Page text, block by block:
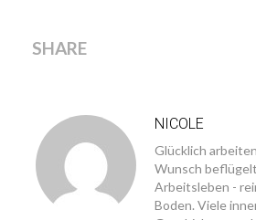
SHARE
NICOLE
Glücklich
Wunsch
Arbeitsleben -
Boden. Viele